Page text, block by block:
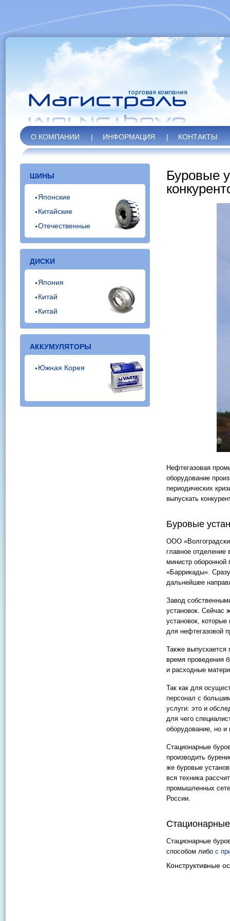
О КОМПАНИИ | ИНФОРМАЦИЯ | КОНТАКТЫ
ШИНЫ
Японские
Китайские
Отечественные
ДИСКИ
Япония
Китай
Китай
АККУМУЛЯТОРЫ
Южная Корея
Буровые
Нефтегазовая
оборудование
периодических
выпускать
Буровые
ООО
главное отделение
министр оборонной
«Баррикады».
дальнейшее
Завод
установок. Сейчас
установок,
для нефтегазовой
Также выпускается
время проведения
и расходные
Так как для
персонал с
услуги: это и
для чего
оборудование, но и
Стационарные
производить
же буровые
вся техника
промышленных
России.
Стационарные
способом либо с
Конструктивные